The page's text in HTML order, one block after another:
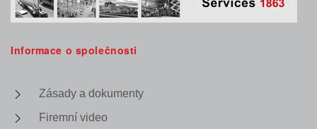
Informace o společnosti
Zásady a dokumenty
Firemní video